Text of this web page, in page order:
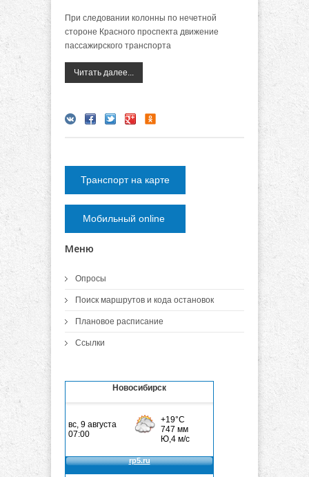
При следовании колонны по нечетной
стороне Красного проспекта движение
пассажирского транспорта
Читать далее...
Транспорт на карте
Мобильный online
Меню
Опросы
Поиск маршрутов и кода остановок
Плановое расписание
Ссылки
Новосибирск